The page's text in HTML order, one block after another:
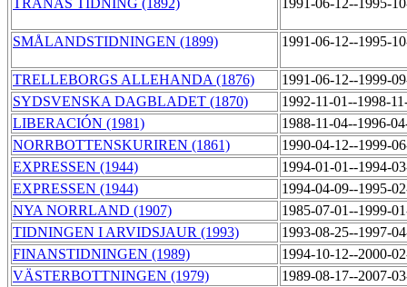
TRANÅS TIDNING (1892)
1991-06-12--1995-
SMÅLANDSTIDNINGEN (1899) 1991-06-12--1995-
TRELLEBORGS ALLEHANDA (1876)
1991-06-12--1999-
SYDSVENSKA DAGBLADET (1870)
1992-11-01--1998-
LIBERACIÓN (1981)
1988-11-04--1996-
NORRBOTTENSKURIREN (1861)
1990-04-12--1999-
EXPRESSEN (1944)
1994-01-01--1994-
EXPRESSEN (1944)
1994-04-09--1995-
NYA NORRLAND (1907)
1985-07-01--1999-
TIDNINGEN I ARVIDSJAUR (1993)
1993-08-25--1997-
FINANSTIDNINGEN (1989)
1994-10-12--2000-
VÄSTERBOTTNINGEN (1979)
1989-08-17--2007-